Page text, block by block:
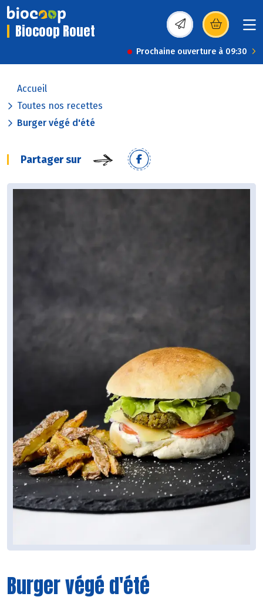
Biocoop Rouet (s’ouvre dans une
Prochaine ouverture à 09:30
Accueil
Toutes nos recettes
Burger végé d'été
Partager sur
Burger végé d'été